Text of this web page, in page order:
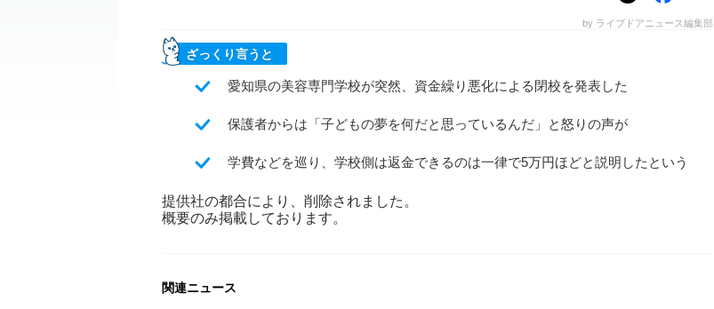
by ライブドアニュース編集部
ざっくり言うと
愛知県の美容専門学校が突然、資金繰り悪化による閉校を発表した
保護者からは「子どもの夢を何だと思っているんだ」と怒りの声が
学費などを巡り、学校側は返金できるのは一律で5万円ほどと説明したという
提供社の都合により、削除されました。
概要のみ掲載しております。
関連ニュース